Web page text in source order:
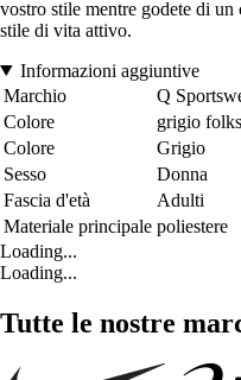
vostro stile mentre godete di
stile di vita attivo.
Informazioni aggiuntive
Marchio
Q
Colore
grigio
Colore
Grigio
Sesso
Donna
Fascia d'età
Adulti
Materiale principale poliestere
Loading...
Loading...
Tutte le nostre